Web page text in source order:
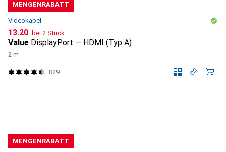
MENGENRABATT
Videokabel
CHF
13.20 bei 2 Stück
Value DisplayPort — HDMI (Typ A)
2 m
829
MENGENRABATT